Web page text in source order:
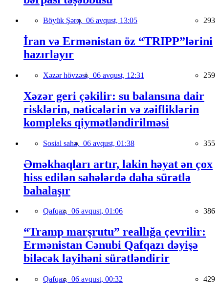
Böyük Şərq, 06 avqust, 13:05 293
İran və Ermənistan öz “TRIPP”lərini
hazırlayır
Xəzər hövzəsi, 06 avqust, 12:31 259
Xəzər geri çəkilir: su balansına dair
risklərin, nəticələrin və zəifliklərin
kompleks qiymətləndirilməsi
Sosial sahə, 06 avqust, 01:38 355
Əməkhaqları artır, lakin həyat ən çox
hiss edilən sahələrdə daha sürətlə
bahalaşır
Qafqaz, 06 avqust, 01:06 386
“Tramp marşrutu” reallığa çevrilir:
Ermənistan Cənubi Qafqazı dəyişə
biləcək layihəni sürətləndirir
Qafqaz, 06 avqust, 00:32 429